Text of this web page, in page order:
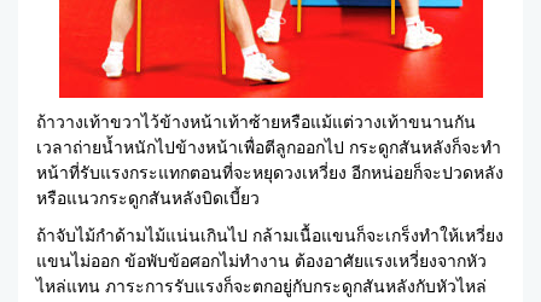
ถ้าวางเท้าขวาไว้ข้างหน้าเท้าซ้ายหรือแม้แต่วางเท้าขนานกัน
เวลาถ่ายน้ำหนักไปข้างหน้าเพื่อตีลูกออกไป กระดูกสันหลังก็จะทำ
หน้าที่รับแรงกระแทกตอนที่จะหยุดวงเหวี่ยง อีกหน่อยก็จะปวดหลัง
หรือแนวกระดูกสันหลังบิดเบี้ยว
ถ้าจับไม้กำด้ามไม้แน่นเกินไป กล้ามเนื้อแขนก็จะเกร็งทำให้เหวี่ยง
แขนไม่ออก ข้อพับข้อศอกไม่ทำงาน ต้องอาศัยแรงเหวี่ยงจากหัว
ไหล่แทน ภาระการรับแรงก็จะตกอยู่กับกระดูกสันหลังกับหัวไหล่